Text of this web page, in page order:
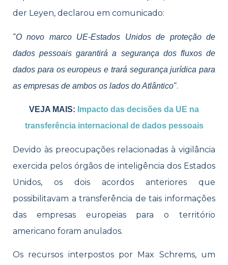
der Leyen, declarou em comunicado:
“O novo marco UE-Estados Unidos de proteção de
dados pessoais garantirá a segurança dos fluxos de
dados para os europeus e trará segurança jurídica para
as empresas de ambos os lados do Atlântico“.
VEJA MAIS: Impacto das decisões da UE na
transferência internacional de dados pessoais
Devido às preocupações relacionadas à vigilância
exercida pelos órgãos de inteligência dos Estados
Unidos, os dois acordos anteriores que
possibilitavam a transferência de tais informações
das empresas europeias para o território
americano foram anulados.
Os recursos interpostos por Max Schrems, um